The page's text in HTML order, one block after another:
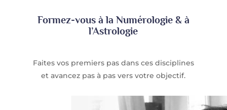
Formez-vous à la Numérologie & à
l’Astrologie
Faites vos premiers pas dans ces disciplines
et avancez pas à pas vers votre objectif.